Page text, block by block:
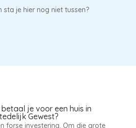
sta je hier nog niet tussen?
je voor een huis in
Gewest?
forse investering. Om die grote